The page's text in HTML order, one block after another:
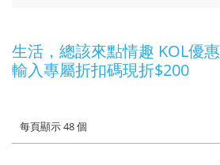
生活，總該來點情趣 KOL優
輸入專屬折扣碼現折$200
每頁顯示 48 個